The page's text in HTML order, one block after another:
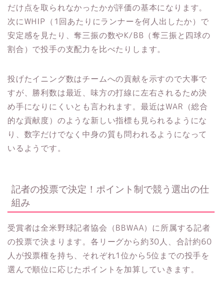
だけ点を取られなかったかが評価の基本になります。
次にWHIP（1回あたりにランナーを何人出したか）で
安定感を見たり、奪三振の数やK/BB（奪三振と四球の
割合）で投手の支配力を比べたりします。
投げたイニング数はチームへの貢献を示すので大事で
すが、勝利数は最近、味方の打線に左右されるため決
め手になりにくいとも言われます。最近はWAR（総合
的な貢献度）のような新しい指標も見られるようにな
り、数字だけでなく中身の質も問われるようになって
いるようです。
記者の投票で決定！ポイント制で競う選出の仕
組み
受賞者は全米野球記者協会（BBWAA）に所属する記者
の投票で決まります。各リーグから約30人、合計約60
人が投票権を持ち、それぞれ1位から5位までの投手を
選んで順位に応じたポイントを加算していきます。